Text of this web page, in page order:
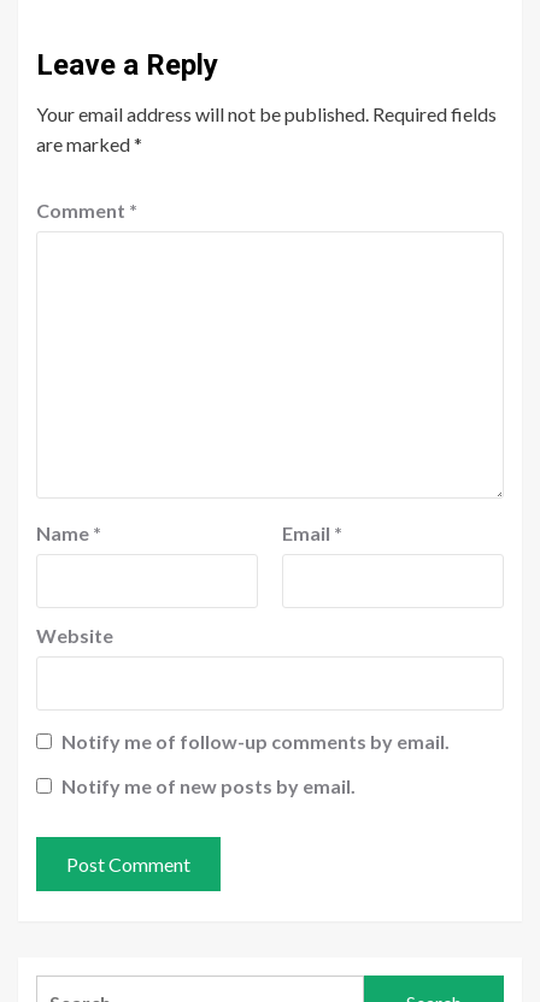
Leave a Reply
Your email address will not be published. Required fields
are marked*
Comment *
Name * Email *
Website
Notify me of follow-up comments by email.
Notify me of new posts by email.